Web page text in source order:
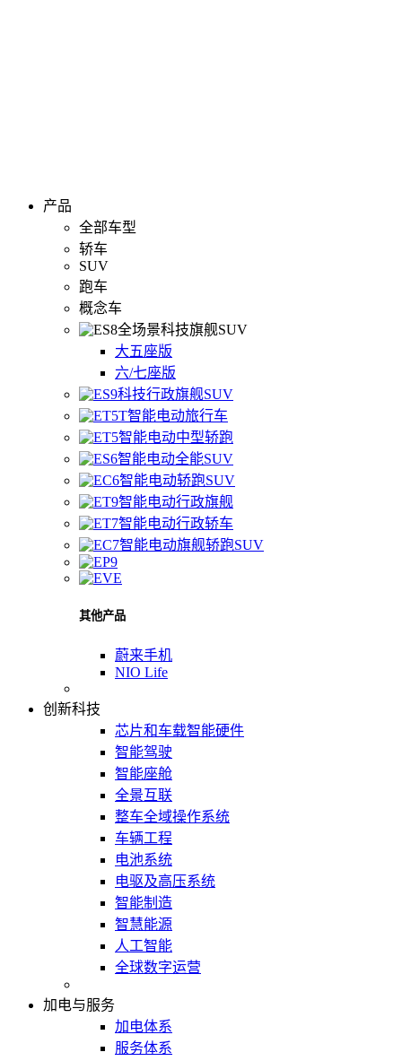
产品
全部车型
轿车
SUV
跑车
概念车
全场景科技旗舰SUV
大五座版
六/七座版
科技行政旗舰SUV
智能电动旅行车
智能电动中型轿跑
智能电动全能SUV
智能电动轿跑SUV
智能电动行政旗舰
智能电动行政轿车
智能电动旗舰轿跑SUV
其他产品
蔚来手机
NIO Life
创新科技
芯片和车载智能硬件
智能驾驶
智能座舱
全景互联
整车全域操作系统
车辆工程
电池系统
电驱及高压系统
智能制造
智慧能源
人工智能
全球数字运营
加电与服务
加电体系
服务体系